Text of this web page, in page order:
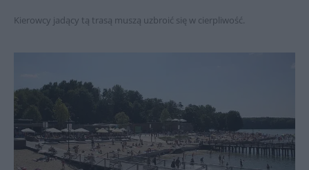
Kierowcy jadący tą trasą muszą uzbroić się w cierpliwość.